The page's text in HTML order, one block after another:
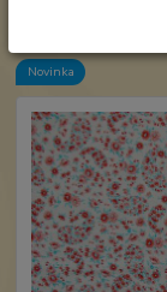
Bavlna
Novinka